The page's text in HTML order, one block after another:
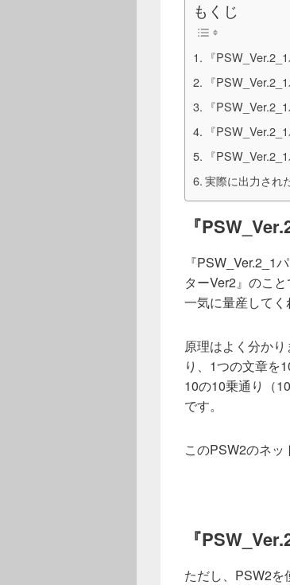
もくじ
『
『
『
『
『
実際に出力され
『PSW_Ver.
『PSW_Ver.2_1
ターVer2』のこ
一気に量産してく
原理はよく分か
り、1つの文章を
10の10乗通り（
です。
このPSW2のネッ
『PSW_Ver.
ただし、PSW2を